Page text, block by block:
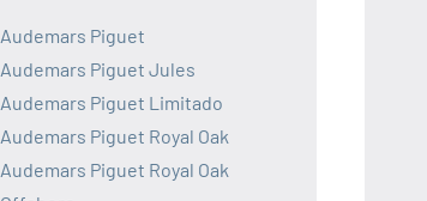
Audemars Piguet
Audemars Piguet Jules
Audemars Piguet Limitado
Audemars Piguet Royal Oak
Audemars Piguet Royal Oak